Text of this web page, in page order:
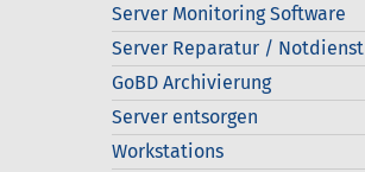
Server Monitoring Software
Server Reparatur / Notdienst
GoBD Archivierung
Server entsorgen
Workstations